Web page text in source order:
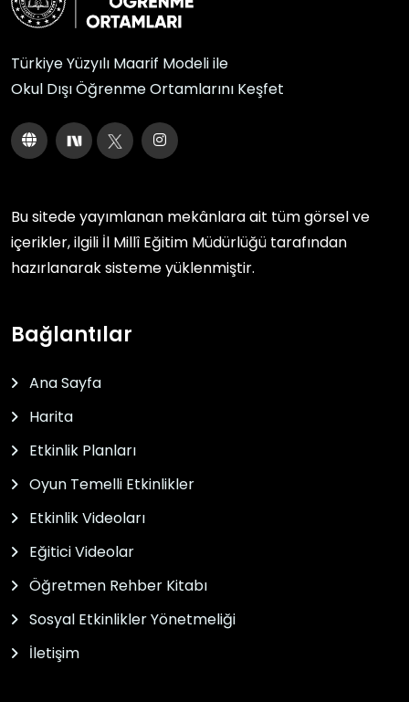
Türkiye Yüzyılı Maarif Modeli ile
Okul Dışı Öğrenme Ortamlarını Keşfet
Bu sitede yayımlanan mekânlara ait tüm görsel ve
içerikler, ilgili İl Millî Eğitim Müdürlüğü tarafından
hazırlanarak sisteme yüklenmiştir.
Bağlantılar
Ana Sayfa
Harita
Etkinlik Planları
Oyun Temelli Etkinlikler
Etkinlik Videoları
Eğitici Videolar
Öğretmen Rehber Kitabı
Sosyal Etkinlikler Yönetmeliği
İletişim